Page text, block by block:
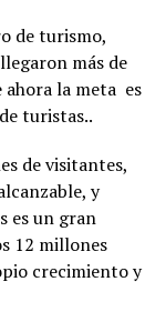
de turismo,
más de
ahora la meta es
turistas..
de visitantes,
y
es un gran
12 millones
crecimiento y